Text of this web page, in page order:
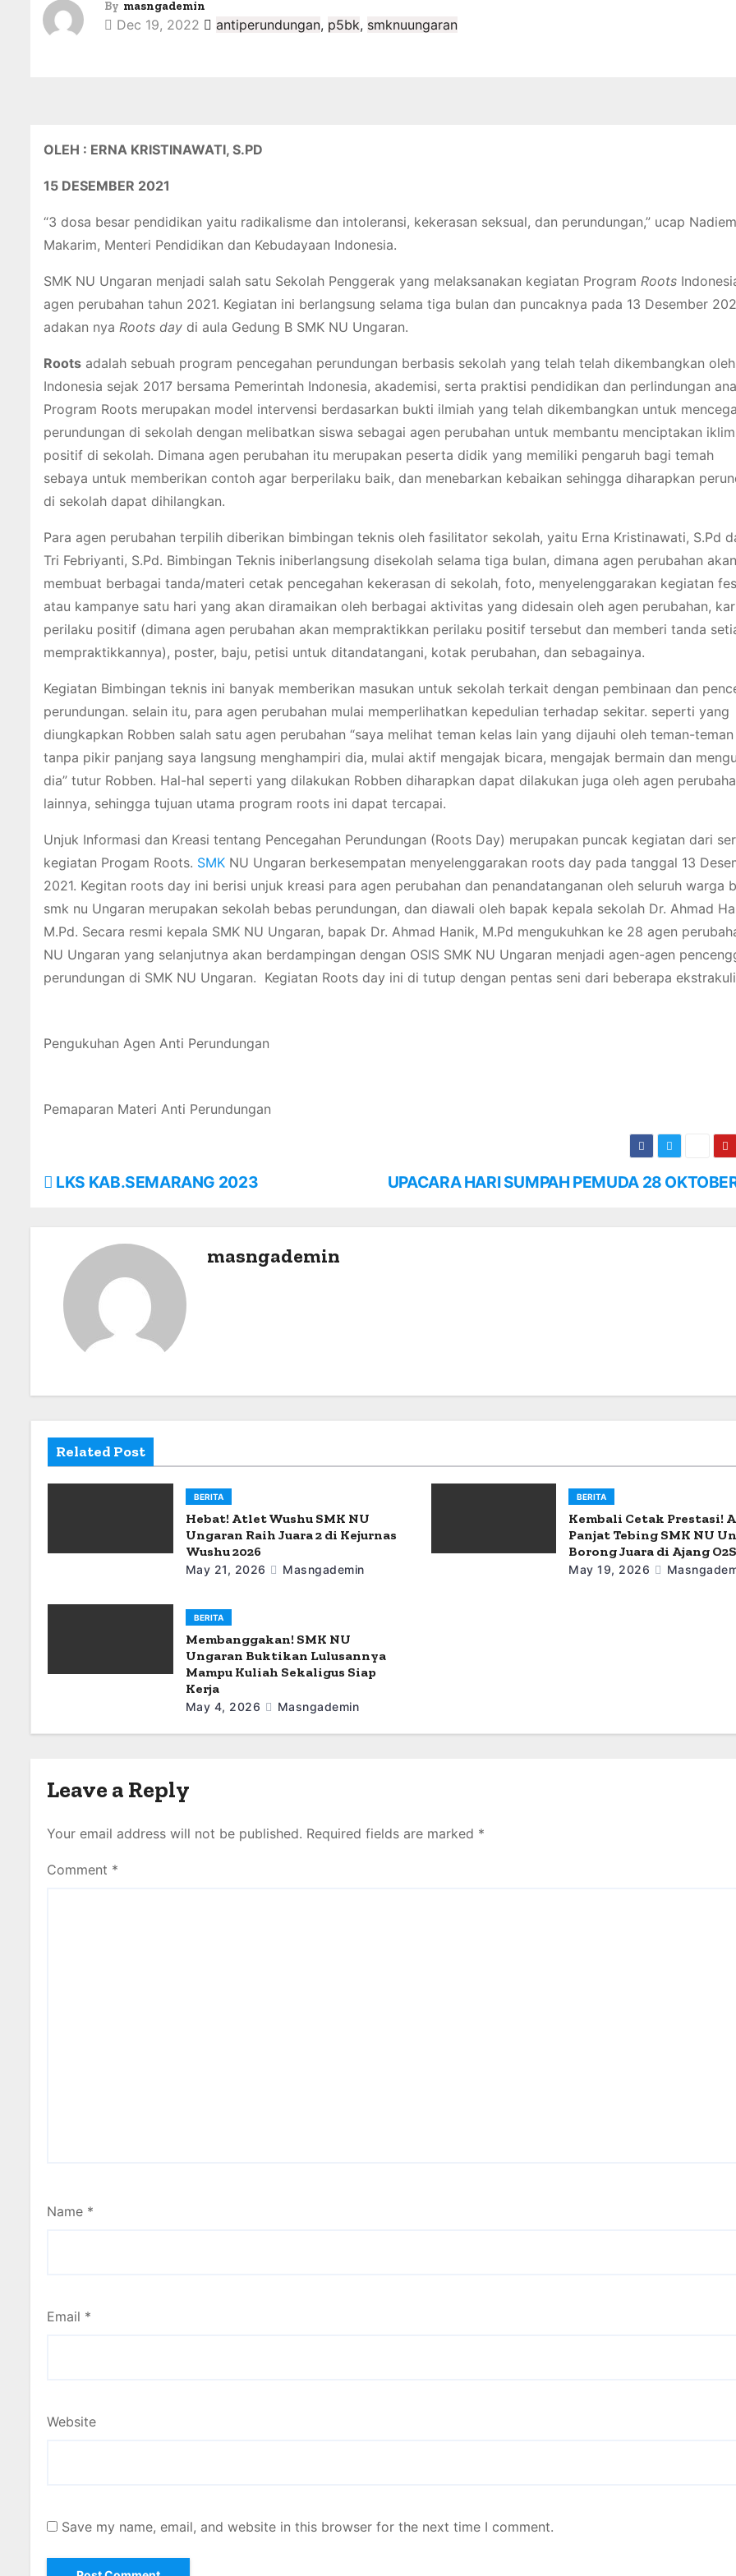
By masngademin
Dec 19, 2022 antiperundungan, p5bk, smknuungaran
OLEH : ERNA KRISTINAWATI, S.PD
15 DESEMBER 2021
“3 dosa besar pendidikan yaitu radikalisme dan intoleransi, kekerasan seksual, dan perundungan,” ucap Nadiem
Makarim, Menteri Pendidikan dan Kebudayaan Indonesia.
SMK NU Ungaran menjadi salah satu Sekolah Penggerak yang melaksanakan kegiatan Program Roots
agen perubahan tahun 2021. Kegiatan ini berlangsung selama tiga bulan dan puncaknya pada 13 Desember
adakan nya Roots day di aula Gedung B SMK NU Ungaran.
Roots adalah sebuah program pencegahan perundungan berbasis sekolah yang telah telah dikembangkan
Indonesia sejak 2017 bersama Pemerintah Indonesia, akademisi, serta praktisi pendidikan dan perlindungan
Program Roots merupakan model intervensi berdasarkan bukti ilmiah yang telah dikembangkan untuk
perundungan di sekolah dengan melibatkan siswa sebagai agen perubahan untuk membantu menciptakan
positif di sekolah. Dimana agen perubahan itu merupakan peserta didik yang memiliki pengaruh bagi temah
sebaya untuk memberikan contoh agar berperilaku baik, dan menebarkan kebaikan sehingga diharapkan
di sekolah dapat dihilangkan.
Para agen perubahan terpilih diberikan bimbingan teknis oleh fasilitator sekolah, yaitu Erna Kristinawati, S.Pd
Tri Febriyanti, S.Pd. Bimbingan Teknis iniberlangsung disekolah selama tiga bulan, dimana agen perubahan akan
membuat berbagai tanda/materi cetak pencegahan kekerasan di sekolah, foto, menyelenggarakan kegiatan
atau kampanye satu hari yang akan diramaikan oleh berbagai aktivitas yang didesain oleh agen perubahan,
perilaku positif (dimana agen perubahan akan mempraktikkan perilaku positif tersebut dan memberi tanda
mempraktikkannya), poster, baju, petisi untuk ditandatangani, kotak perubahan, dan sebagainya.
Kegiatan Bimbingan teknis ini banyak memberikan masukan untuk sekolah terkait dengan pembinaan dan
perundungan. selain itu, para agen perubahan mulai memperlihatkan kepedulian terhadap sekitar. seperti yang
diungkapkan Robben salah satu agen perubahan “saya melihat teman kelas lain yang dijauhi oleh teman-teman
tanpa pikir panjang saya langsung menghampiri dia, mulai aktif mengajak bicara, mengajak bermain dan
dia” tutur Robben. Hal-hal seperti yang dilakukan Robben diharapkan dapat dilakukan juga oleh agen
lainnya, sehingga tujuan utama program roots ini dapat tercapai.
Unjuk Informasi dan Kreasi tentang Pencegahan Perundungan (Roots Day) merupakan puncak kegiatan dari
kegiatan Progam Roots. SMK NU Ungaran berkesempatan menyelenggarakan roots day pada tanggal 13
2021. Kegitan roots day ini berisi unjuk kreasi para agen perubahan dan penandatanganan oleh seluruh warga
smk nu Ungaran merupakan sekolah bebas perundungan, dan diawali oleh bapak kepala sekolah Dr. Ahmad
M.Pd. Secara resmi kepala SMK NU Ungaran, bapak Dr. Ahmad Hanik, M.Pd mengukuhkan ke 28 agen
NU Ungaran yang selanjutnya akan berdampingan dengan OSIS SMK NU Ungaran menjadi agen-agen
perundungan di SMK NU Ungaran. Kegiatan Roots day ini di tutup dengan pentas seni dari beberapa
Pengukuhan Agen Anti Perundungan
Pemaparan Materi Anti Perundungan
P
g
a
i
n
UPACARA HARI SUMPAH PEMUDA 28
LKS KAB.SEMARANG 2023
masngademin
Related Post
BERITA
Hebat! Atlet Wushu SMK NU
Ungaran Raih Juara 2 di Kejurnas
Wushu 2026
May 21, 2026 Masngademin
BERITA
Kembali Cetak Prestasi!
Panjat Tebing SMK NU
Borong Juara di Ajang
May 19, 2026
BERITA
Membanggakan! SMK NU
Ungaran Buktikan Lulusannya
Mampu Kuliah Sekaligus Siap
Kerja
May 4, 2026 Masngademin
Leave a Reply
Your email address will not be published. Required fields are marked *
Comment *
Name *
Email *
Website
Save my name, email, and website in this browser for the next time I comment.